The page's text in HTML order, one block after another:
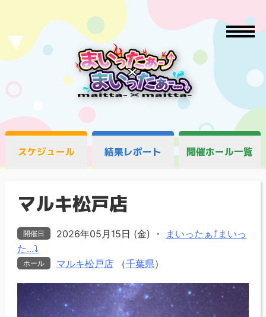
スケジュール 結果レポート 開催ホール一覧
マルキ松戸店
開催日 2026年05月15日 (金) ・
まいったぁ⤴まいっ
た...⤵
ホール マルキ松戸店（千葉県）